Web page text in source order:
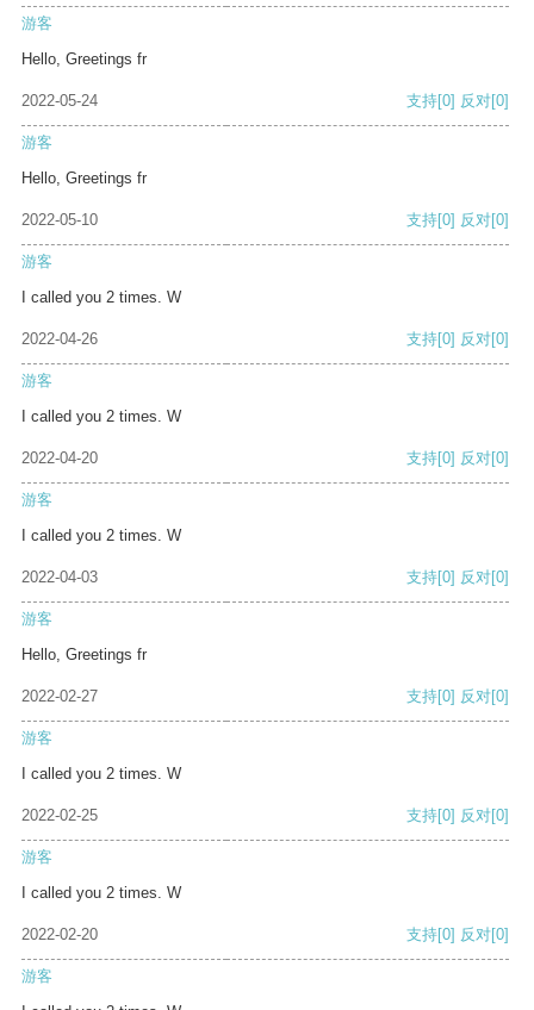
游客
Hello, Greetings fr
2022-05-24 支持[0] 反对[0]
游客
Hello, Greetings fr
2022-05-10 支持[0] 反对[0]
游客
I called you 2 times. W
2022-04-26 支持[0] 反对[0]
游客
I called you 2 times. W
2022-04-20 支持[0] 反对[0]
游客
I called you 2 times. W
2022-04-03 支持[0] 反对[0]
游客
Hello, Greetings fr
2022-02-27 支持[0] 反对[0]
游客
I called you 2 times. W
2022-02-25 支持[0] 反对[0]
游客
I called you 2 times. W
2022-02-20 支持[0] 反对[0]
游客